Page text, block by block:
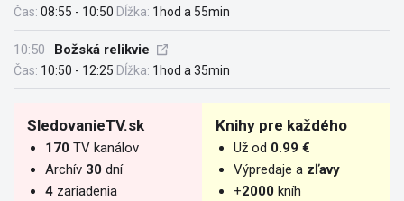
Čas: 08:55 - 10:50 Dĺžka: 1hod a 55min
10:50 Božská relikvie
Čas: 10:50 - 12:25 Dĺžka: 1hod a 35min
SledovanieTV.sk
170 TV kanálov
Archív 30 dní
4 zariadenia
Knihy pre každého
Už od 0.99 €
Výpredaje a zľavy
+2000 kníh